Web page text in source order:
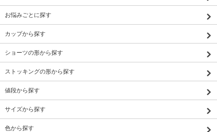
お悩みごとに探す
カップから探す
ショーツの形から探す
ストッキングの形から探す
値段から探す
サイズから探す
色から探す